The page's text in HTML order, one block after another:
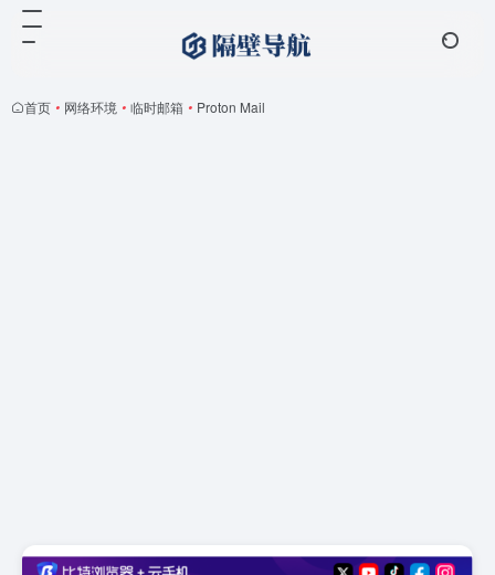
首页 • 网络环境 • 临时邮箱 • Proton Mail